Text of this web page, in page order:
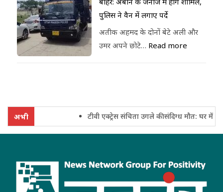
पुलिस ने वैन में लगाए पर्दे
अतीक अहमद के दोनों बेटे अली और
उमर अपने छोटे… Read more
अभी टीवी एक्ट्रेस संचिता उगले की संदिग्ध मौत: घर में